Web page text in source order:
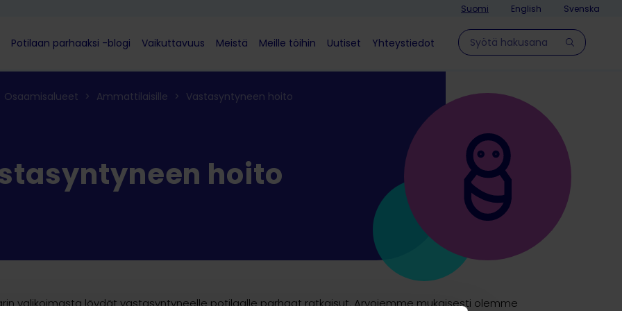
Suomi English Svenska
Potilaan parhaaksi -blogi Vaikuttavuus Meistä Meille töihin Uutiset
Yhteystiedot
Hae sivulla
Osaamisalueet > Ammattilaisille > Vastasyntyneen hoito
hoito
valikoimasta löydät vastasyntyneelle potilaalle parhaat ratkaisut. Arvojemme mukaisesti olemme